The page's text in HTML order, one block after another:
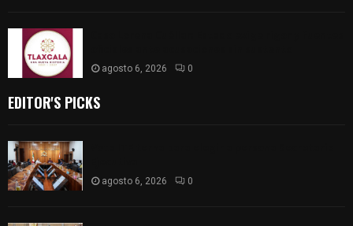
agosto 6, 2026 0
EDITOR'S PICKS
agosto 6, 2026 0